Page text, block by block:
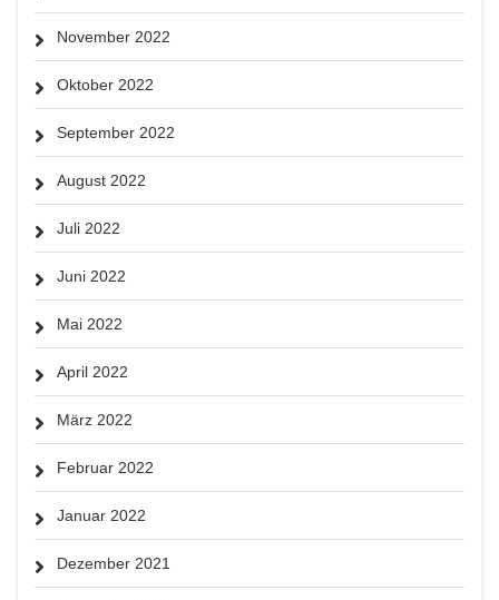
November 2022
Oktober 2022
September 2022
August 2022
Juli 2022
Juni 2022
Mai 2022
April 2022
März 2022
Februar 2022
Januar 2022
Dezember 2021